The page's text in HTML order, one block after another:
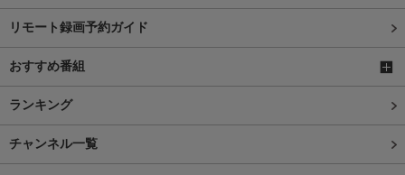
リモート録画予約ガイド
おすすめ番組
ランキング
チャンネル一覧